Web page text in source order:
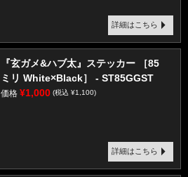
詳細はこちら
『玄ガメ&ハブ太』ステッカー ［85
ミリ White×Black］ - ST85GGST
価格 ¥1,000 (税込 ¥1,100)
詳細はこちら